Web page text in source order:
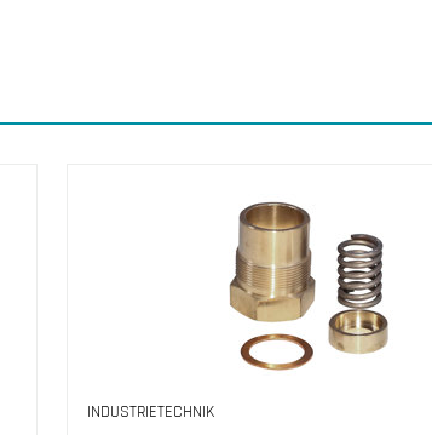
INDUSTRIETECHNIK